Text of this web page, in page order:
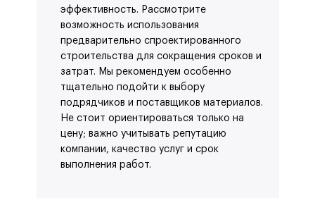
эффективность. Рассмотрите
возможность использования
предварительно спроектированного
строительства для сокращения сроков и
затрат. Мы рекомендуем особенно
тщательно подойти к выбору
подрядчиков и поставщиков материалов.
Не стоит ориентироваться только на
цену; важно учитывать репутацию
компании, качество услуг и срок
выполнения работ.